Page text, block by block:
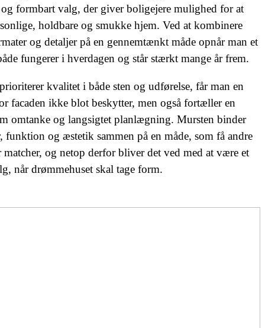
formbart valg, der giver boligejere mulighed for at
holdbare og smukke hjem. Ved at kombinere
og detaljer på en gennemtænkt måde opnår man et
fungerer i hverdagen og står stærkt mange år frem.
kvalitet i både sten og udførelse, får man en
facaden ikke blot beskytter, men også fortæller en
omtanke og langsigtet planlægning. Mursten binder
funktion og æstetik sammen på en måde, som få andre
matcher, og netop derfor bliver det ved med at være et
når drømmehuset skal tage form.